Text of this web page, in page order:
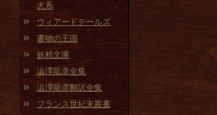
大系
ウィアードテールズ
書物の王国
妖精文庫
澁澤龍彦全集
澁澤龍彦翻訳全集
フランス世紀末叢書